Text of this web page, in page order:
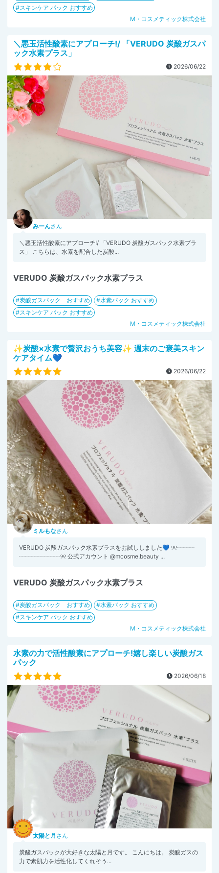
スキンケア パック おすすめ
M・コスメティック株式会社
＼悪玉活性酸素にアプローチ!/ 「VERUDO 炭酸ガスパ
ック水素プラス」
2026/06/22
みーんさん
＼悪玉活性酸素にアプローチ!/ 「VERUDO 炭酸ガスパック水素プラ
ス」 こちらは、水素を配合した炭酸...
VERUDO 炭酸ガスパック水素プラス
炭酸ガスパック おすすめ
水素パック おすすめ
スキンケア パック おすすめ
M・コスメティック株式会社
✨炭酸×水素で贅沢おうち美容✨ 週末のご褒美スキン
ケアタイム💙
2026/06/22
ミルもなさん
VERUDO 炭酸ガスパック水素プラスをお試ししました💙 ୨୧┈┈┈
┈┈┈┈┈┈┈୨୧ 公式アカウント @mcosme.beauty ...
VERUDO 炭酸ガスパック水素プラス
炭酸ガスパック おすすめ
水素パック おすすめ
スキンケア パック おすすめ
M・コスメティック株式会社
水素の力で活性酸素にアプローチ!嬉し楽しい炭酸ガス
パック
2026/06/18
太陽と月 さん
炭酸ガスパックが大好きな太陽と月です。 こんにちは。 炭酸ガスの
力で素肌力を活性化してくれそう...